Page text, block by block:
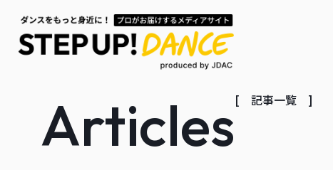
Articles[ 記事一覧 ]